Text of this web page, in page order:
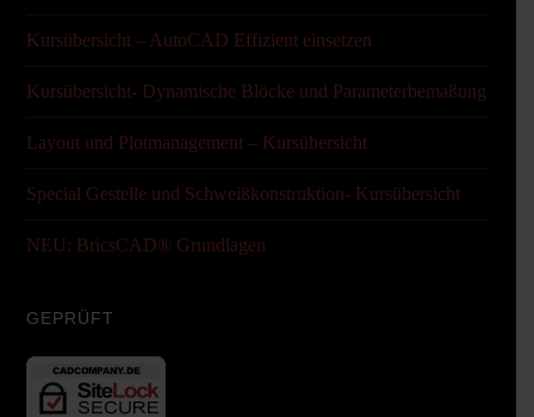
Kursübersicht – AutoCAD Effizient einsetzen
Kursübersicht- Dynamische Blöcke und Parameterbemaßung
Layout und Plotmanagement – Kursübersicht
Special Gestelle und Schweißkonstruktion- Kursübersicht
NEU: BricsCAD® Grundlagen
GEPRÜFT